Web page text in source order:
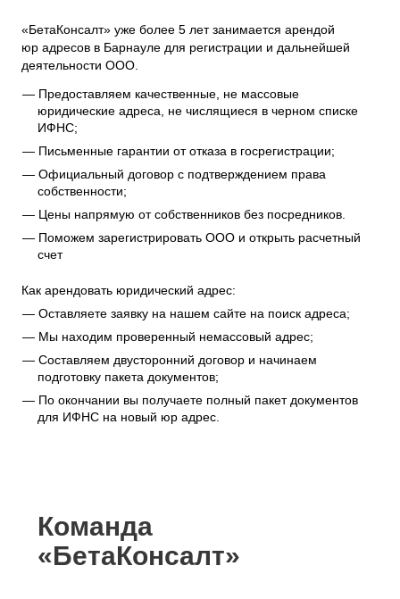
«БетаКонсалт» уже более 5 лет занимается арендой
юр адресов в Барнауле для регистрации и дальнейшей
деятельности ООО.
Предоставляем качественные, не массовые
юридические адреса, не числящиеся в черном списке
ИФНС;
Письменные гарантии от отказа в госрегистрации;
Официальный договор с подтверждением права
собственности;
Цены напрямую от собственников без посредников.
Поможем зарегистрировать ООО и открыть расчетный
счет
Как арендовать юридический адрес:
Оставляете заявку на нашем сайте на поиск адреса;
Мы находим проверенный немассовый адрес;
Составляем двусторонний договор и начинаем
подготовку пакета документов;
По окончании вы получаете полный пакет документов
для ИФНС на новый юр адрес.
Команда
«БетаКонсалт»